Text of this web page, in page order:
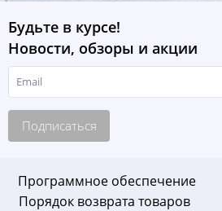
Будьте в курсе!
Новости, обзоры и акции
Подписаться
Программное обеспечение
Порядок возврата товаров